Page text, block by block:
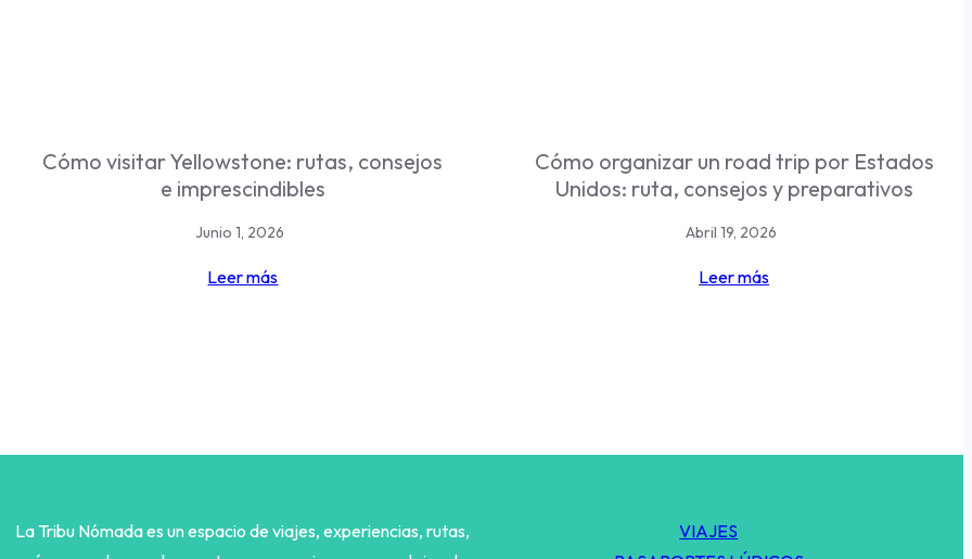
Cómo visitar Yellowstone: rutas, consejos
e imprescindibles
Junio 1, 2026
Leer más
Cómo organizar un road trip por Estados
Unidos: ruta, consejos y preparativos
Abril 19, 2026
Leer más
La Tribu Nómada es un espacio de viajes, experiencias, rutas,
VIAJES